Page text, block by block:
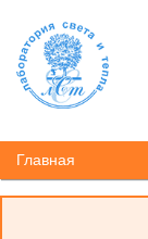
Главная